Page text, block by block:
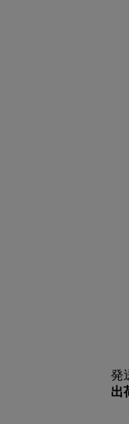
発
出